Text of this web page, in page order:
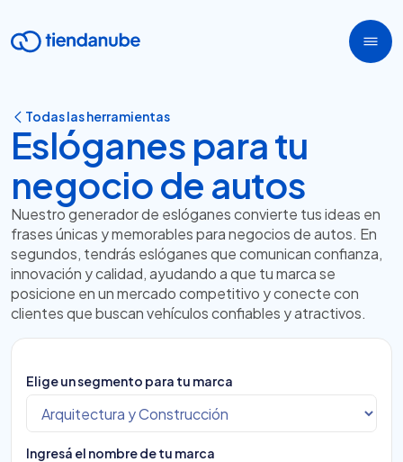
Todas las herramientas
Eslóganes para tu
negocio de autos
Nuestro generador de eslóganes convierte tus ideas en
frases únicas y memorables para negocios de autos. En
segundos, tendrás eslóganes que comunican confianza,
innovación y calidad, ayudando a que tu marca se
posicione en un mercado competitivo y conecte con
clientes que buscan vehículos confiables y atractivos.
Elige un segmento para tu marca
Ingresá el nombre de tu marca